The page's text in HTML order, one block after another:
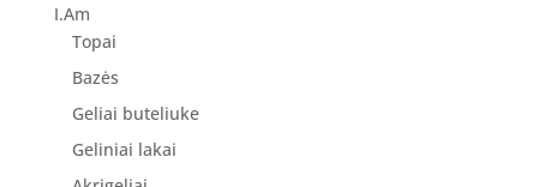
I.Am
Topai
Bazės
Geliai buteliuke
Geliniai lakai